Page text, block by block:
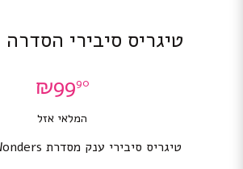
טיגריס סיבירי
₪9990
המלאי אזל
טיגריס סיבירי ענק מסדרת Wildlife Wonders